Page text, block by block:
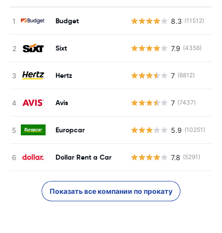
Budget 8.3 (11512)
Sixt 7.9 (4356)
Hertz 7 (8812)
Avis 7 (7437)
Europcar 5.9 (10251)
Dollar Rent a Car 7.8 (5291)
Показать все компании по прокату